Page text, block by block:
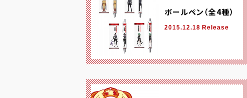
ボールペン（全4種）
2015.12.18 Release